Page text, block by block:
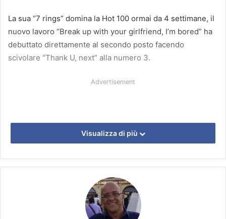
La sua “7 rings” domina la Hot 100 ormai da 4 settimane, il
nuovo lavoro “Break up with your girlfriend, I’m bored” ha
debuttato direttamente al secondo posto facendo
scivolare “Thank U, next” alla numero 3.
Advertisement
Visualizza di più